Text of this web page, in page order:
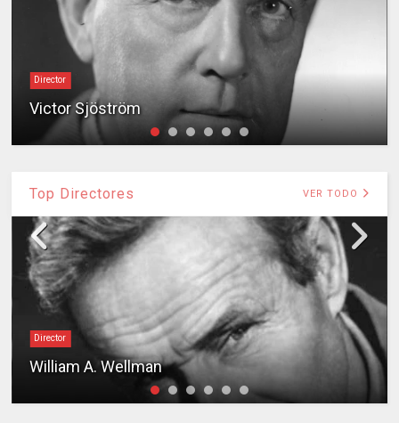
Director
Victor Sjöström
Top Directores VER TODO
Director
William A. Wellman